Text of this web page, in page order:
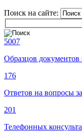
Поиск на сайте:
5007
Образцов документов
176
Ответов на вопросы
201
Телефонных